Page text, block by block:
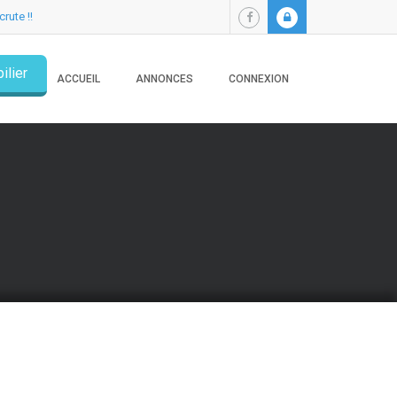
!!
ACCUEIL ANNONCES CONNEXION